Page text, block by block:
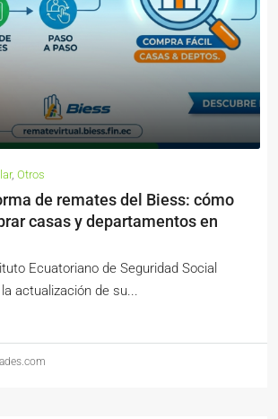
, Otros
de remates del Biess: cómo
casas y departamentos en
Ecuatoriano de Seguridad Social
actualización de su...